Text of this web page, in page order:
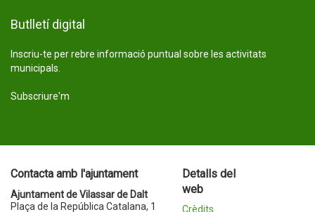
Butlletí digital
Inscriu-te per rebre informació puntual sobre les activitats
municipals.
Subscriure'm
Contacta amb l'ajuntament
Ajuntament de Vilassar de Dalt
Plaça de la República Catalana, 1
Detalls del
web
Crèdits